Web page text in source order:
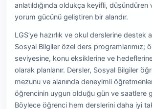
anlatıldığında oldukça keyifli, düşündüren
yorum gücünü geliştiren bir alandır.
LGS’ye hazırlık ve okul derslerine destek
Sosyal Bilgiler özel ders programlarımız;
seviyesine, konu eksiklerine ve
olarak planlanır. Dersler, Sosyal Bilgiler
mezunu ve alanında deneyimli
öğrencinin uygun olduğu gün ve saatlere
Böylece öğrenci hem derslerini daha iyi